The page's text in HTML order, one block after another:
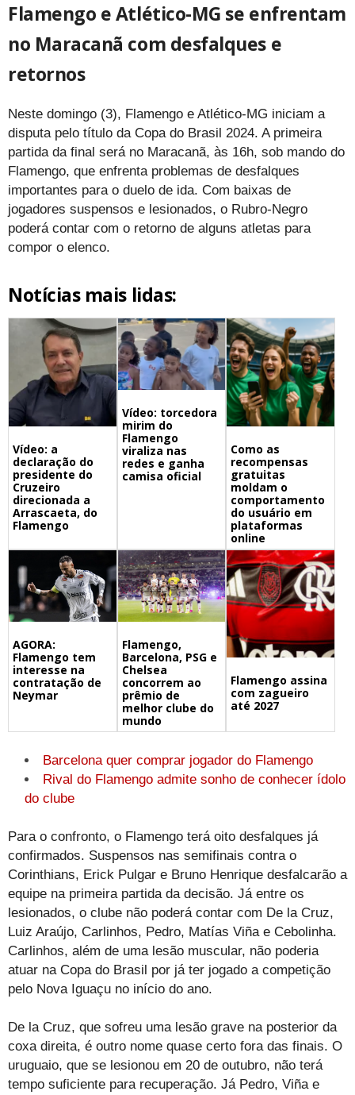
Flamengo e Atlético-MG se enfrentam
no Maracanã com desfalques e
retornos
Neste domingo (3), Flamengo e Atlético-MG iniciam a
disputa pelo título da Copa do Brasil 2024. A primeira
partida da final será no Maracanã, às 16h, sob mando do
Flamengo, que enfrenta problemas de desfalques
importantes para o duelo de ida. Com baixas de
jogadores suspensos e lesionados, o Rubro-Negro
poderá contar com o retorno de alguns atletas para
compor o elenco.
Notícias mais lidas:
Vídeo: a
declaração do
presidente do
Cruzeiro
direcionada a
Arrascaeta, do
Flamengo
Vídeo: torcedora
mirim do
Flamengo
viraliza nas
redes e ganha
camisa oficial
Como as
recompensas
gratuitas
moldam o
comportamento
do usuário em
plataformas
online
AGORA:
Flamengo tem
interesse na
contratação de
Neymar
Flamengo,
Barcelona, PSG e
Chelsea
concorrem ao
prêmio de
melhor clube do
mundo
Flamengo assina
com zagueiro
até 2027
Barcelona quer comprar jogador do Flamengo
Rival do Flamengo admite sonho de conhecer ídolo
do clube
Para o confronto, o Flamengo terá oito desfalques já
confirmados. Suspensos nas semifinais contra o
Corinthians, Erick Pulgar e Bruno Henrique desfalcarão a
equipe na primeira partida da decisão. Já entre os
lesionados, o clube não poderá contar com De la Cruz,
Luiz Araújo, Carlinhos, Pedro, Matías Viña e Cebolinha.
Carlinhos, além de uma lesão muscular, não poderia
atuar na Copa do Brasil por já ter jogado a competição
pelo Nova Iguaçu no início do ano.
De la Cruz, que sofreu uma lesão grave na posterior da
coxa direita, é outro nome quase certo fora das finais. O
uruguaio, que se lesionou em 20 de outubro, não terá
tempo suficiente para recuperação. Já Pedro, Viña e